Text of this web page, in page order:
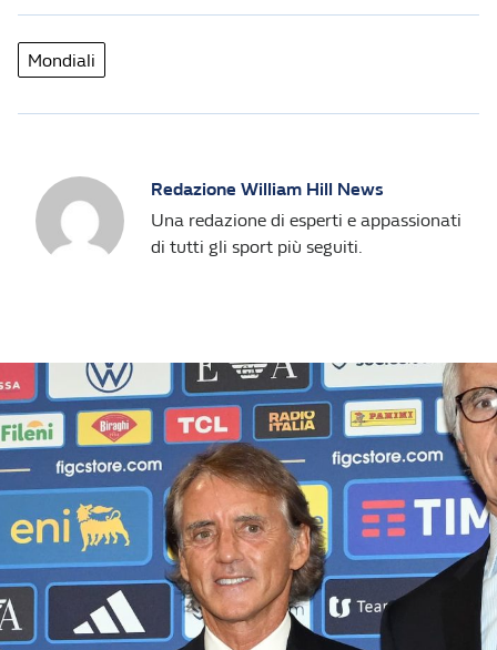
Mondiali
Redazione William Hill News
Una redazione di esperti e appassionati
di tutti gli sport più seguiti.